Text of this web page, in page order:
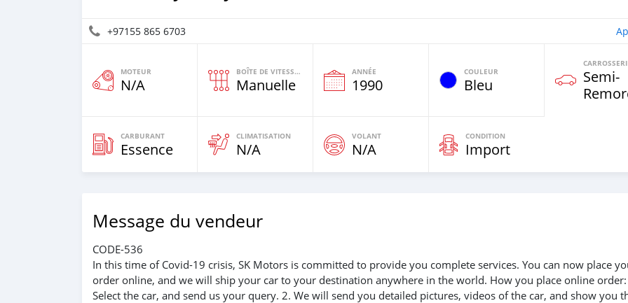
+97155 865 6703
MOTEUR
N/A
BOÎTE DE VITESSES
Manuelle
ANNÉE
1990
COULEUR
Bleu
Semi‒
CARBURANT
Essence
CLIMATISATION
N/A
VOLANT
N/A
CONDITION
Import
Message du vendeur
CODE-536
In this time of Covid-19 crisis, SK Motors is committed to provide you complete services. You can now place
order online, and we will ship your car to your destination anywhere in the world. How you place online
Select the car, and send us your query. 2. We will send you detailed pictures, videos of the car, and show you